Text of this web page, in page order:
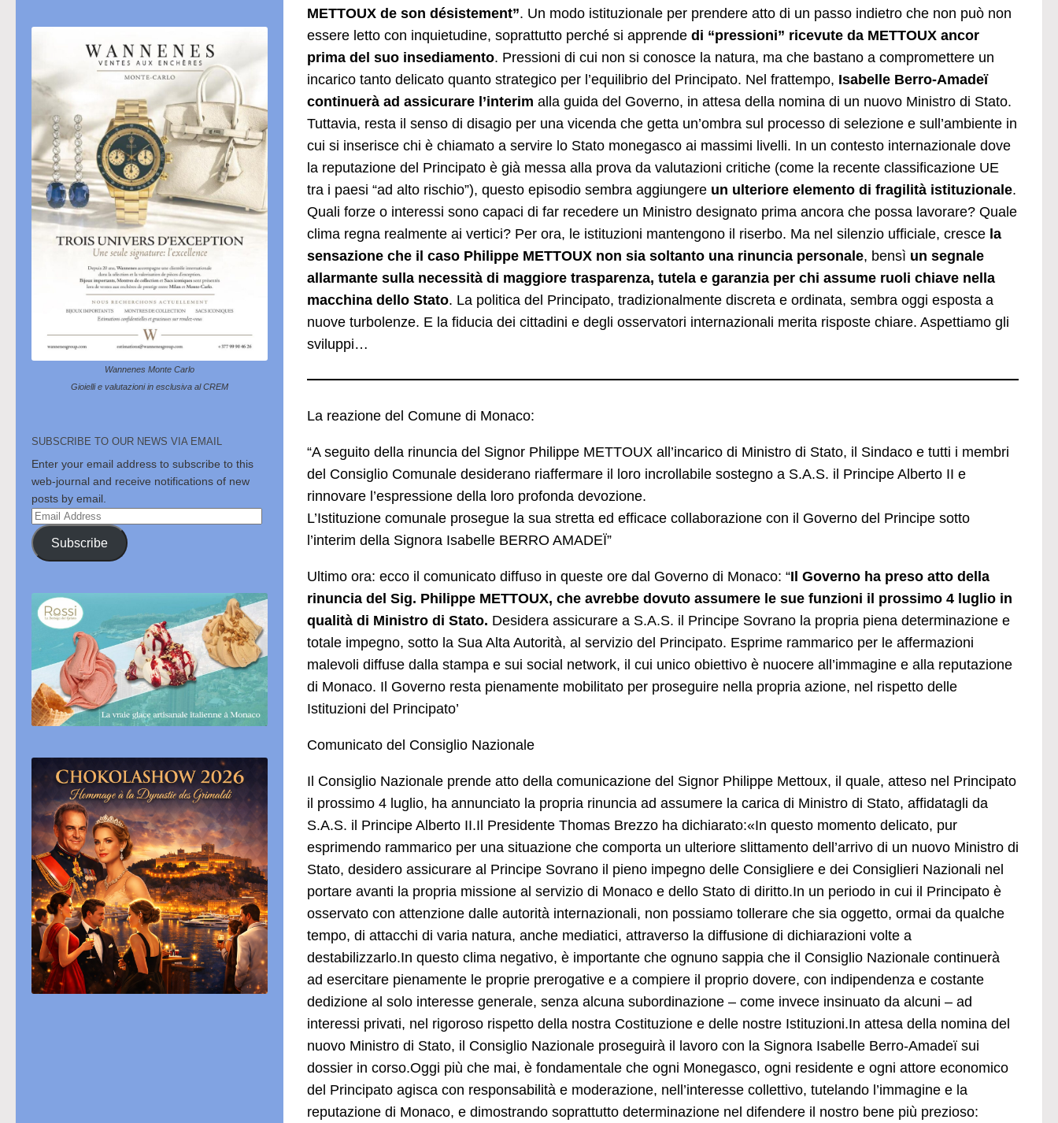
METTOUX de son désistement”. Un modo istituzionale per prendere atto di un passo indietro che non può non
essere letto con inquietudine, soprattutto perché si apprende di “pressioni” ricevute da METTOUX ancor
prima del suo insediamento. Pressioni di cui non si conosce la natura, ma che bastano a compromettere un
incarico tanto delicato quanto strategico per l’equilibrio del Principato. Nel frattempo, Isabelle Berro-Amadeï
continuerà ad assicurare l’interim alla guida del Governo, in attesa della nomina di un nuovo Ministro di Stato.
Tuttavia, resta il senso di disagio per una vicenda che getta un’ombra sul processo di selezione e sull’ambiente in
cui si inserisce chi è chiamato a servire lo Stato monegasco ai massimi livelli. In un contesto internazionale dove
la reputazione del Principato è già messa alla prova da valutazioni critiche (come la recente classificazione UE
tra i paesi “ad alto rischio”), questo episodio sembra aggiungere un ulteriore elemento di fragilità istituzionale.
Quali forze o interessi sono capaci di far recedere un Ministro designato prima ancora che possa lavorare? Quale
clima regna realmente ai vertici? Per ora, le istituzioni mantengono il riserbo. Ma nel silenzio ufficiale, cresce la
sensazione che il caso Philippe METTOUX non sia soltanto una rinuncia personale, bensì un segnale
allarmante sulla necessità di maggiore trasparenza, tutela e garanzia per chi assume ruoli chiave nella
macchina dello Stato. La politica del Principato, tradizionalmente discreta e ordinata, sembra oggi esposta a
nuove turbolenze. E la fiducia dei cittadini e degli osservatori internazionali merita risposte chiare. Aspettiamo gli
sviluppi…
La reazione del Comune di Monaco:
“A seguito della rinuncia del Signor Philippe METTOUX all’incarico di Ministro di Stato, il Sindaco e tutti i membri
del Consiglio Comunale desiderano riaffermare il loro incrollabile sostegno a S.A.S. il Principe Alberto II e
rinnovare l’espressione della loro profonda devozione.
L’Istituzione comunale prosegue la sua stretta ed efficace collaborazione con il Governo del Principe sotto
l’interim della Signora Isabelle BERRO AMADEÏ”
Ultimo ora: ecco il comunicato diffuso in queste ore dal Governo di Monaco: “Il Governo ha preso atto della
rinuncia del Sig. Philippe METTOUX, che avrebbe dovuto assumere le sue funzioni il prossimo 4 luglio in
qualità di Ministro di Stato. Desidera assicurare a S.A.S. il Principe Sovrano la propria piena determinazione e
totale impegno, sotto la Sua Alta Autorità, al servizio del Principato. Esprime rammarico per le affermazioni
malevoli diffuse dalla stampa e sui social network, il cui unico obiettivo è nuocere all’immagine e alla reputazione
di Monaco. Il Governo resta pienamente mobilitato per proseguire nella propria azione, nel rispetto delle
Istituzioni del Principato’
Comunicato del Consiglio Nazionale
Il Consiglio Nazionale prende atto della comunicazione del Signor Philippe Mettoux, il quale, atteso nel Principato
il prossimo 4 luglio, ha annunciato la propria rinuncia ad assumere la carica di Ministro di Stato, affidatagli da
S.A.S. il Principe Alberto II.Il Presidente Thomas Brezzo ha dichiarato:«In questo momento delicato, pur
esprimendo rammarico per una situazione che comporta un ulteriore slittamento dell’arrivo di un nuovo Ministro di
Stato, desidero assicurare al Principe Sovrano il pieno impegno delle Consigliere e dei Consiglieri Nazionali nel
portare avanti la propria missione al servizio di Monaco e dello Stato di diritto.In un periodo in cui il Principato è
osservato con attenzione dalle autorità internazionali, non possiamo tollerare che sia oggetto, ormai da qualche
tempo, di attacchi di varia natura, anche mediatici, attraverso la diffusione di dichiarazioni volte a
destabilizzarlo.In questo clima negativo, è importante che ognuno sappia che il Consiglio Nazionale continuerà
ad esercitare pienamente le proprie prerogative e a compiere il proprio dovere, con indipendenza e costante
dedizione al solo interesse generale, senza alcuna subordinazione – come invece insinuato da alcuni – ad
interessi privati, nel rigoroso rispetto della nostra Costituzione e delle nostre Istituzioni.In attesa della nomina del
nuovo Ministro di Stato, il Consiglio Nazionale proseguirà il lavoro con la Signora Isabelle Berro-Amadeï sui
dossier in corso.Oggi più che mai, è fondamentale che ogni Monegasco, ogni residente e ogni attore economico
del Principato agisca con responsabilità e moderazione, nell’interesse collettivo, tutelando l’immagine e la
reputazione di Monaco, e dimostrando soprattutto determinazione nel difendere il nostro bene più prezioso:
Wannenes Monte Carlo
Gioielli e valutazioni in esclusiva al CREM
SUBSCRIBE TO OUR NEWS VIA EMAIL
Enter your email address to subscribe to this
web-journal and receive notifications of new
posts by email.
Email
Address
Subscribe